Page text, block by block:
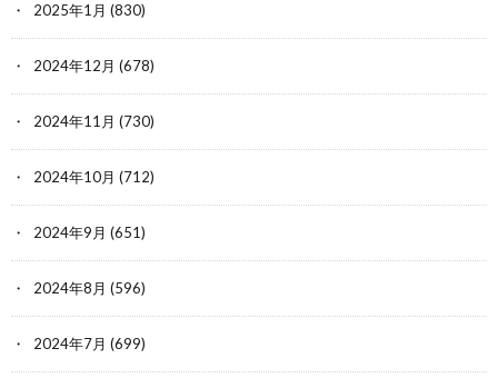
2025年1月 (830)
2024年12月 (678)
2024年11月 (730)
2024年10月 (712)
2024年9月 (651)
2024年8月 (596)
2024年7月 (699)